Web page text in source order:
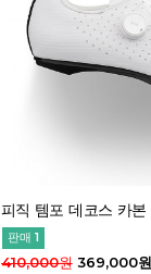
피직 템포 데코스 카
판매 1
410,000원369,000원